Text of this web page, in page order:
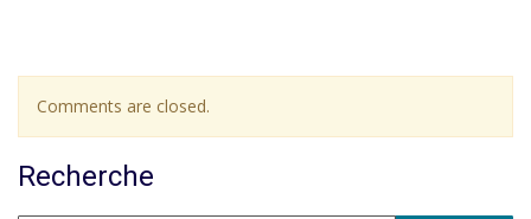
Comments are closed.
Recherche